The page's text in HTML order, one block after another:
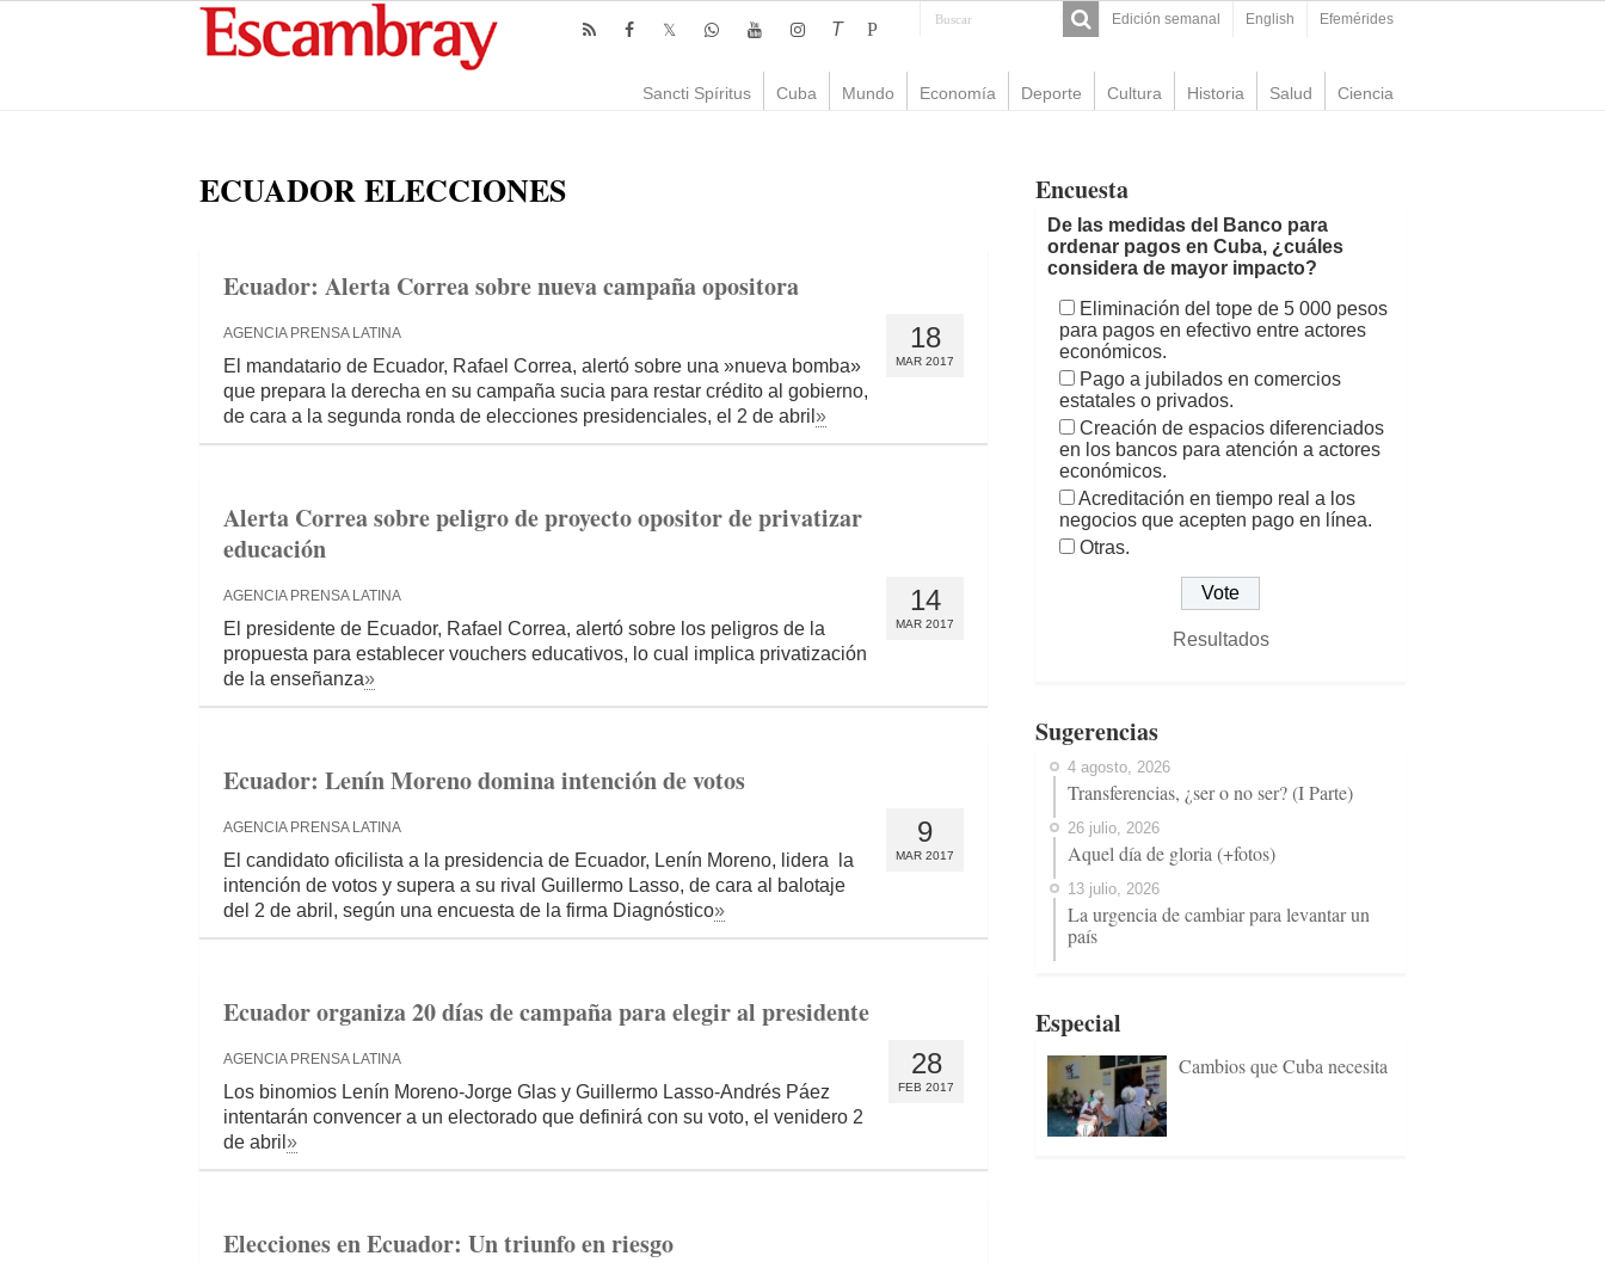
Edición semanal English Efemérides
T P
Sancti Spíritus Cuba Mundo Economía Deporte Cultura Historia Salud Ciencia
ECUADOR ELECCIONES
Ecuador: Alerta Correa sobre nueva campaña opositora
18
MAR 2017
AGENCIA PRENSA LATINA
El mandatario de Ecuador, Rafael Correa, alertó sobre una »nueva bomba»
que prepara la derecha en su campaña sucia para restar crédito al gobierno,
de cara a la segunda ronda de elecciones presidenciales, el 2 de abril »
Alerta Correa sobre peligro de proyecto opositor de privatizar
educación
14
MAR 2017
AGENCIA PRENSA LATINA
El presidente de Ecuador, Rafael Correa, alertó sobre los peligros de la
propuesta para establecer vouchers educativos, lo cual implica privatización
de la enseñanza»
Ecuador: Lenín Moreno domina intención de votos
9
MAR 2017
AGENCIA PRENSA LATINA
El candidato oficilista a la presidencia de Ecuador, Lenín Moreno, lidera la
intención de votos y supera a su rival Guillermo Lasso, de cara al balotaje
del 2 de abril, según una encuesta de la firma Diagnóstico»
Ecuador organiza 20 días de campaña para elegir al presidente
28
FEB 2017
AGENCIA PRENSA LATINA
Los binomios Lenín Moreno-Jorge Glas y Guillermo Lasso-Andrés Páez
intentarán convencer a un electorado que definirá con su voto, el venidero 2
de abril »
Elecciones en Ecuador: Un triunfo en riesgo
Encuesta
De las medidas del Banco para
ordenar pagos en Cuba, ¿cuáles
considera de mayor impacto?
Eliminación del tope de 5 000 pesos
para pagos en efectivo entre actores
económicos.
Pago a jubilados en comercios
estatales o privados.
Creación de espacios diferenciados
en los bancos para atención a actores
económicos.
Acreditación en tiempo real a los
negocios que acepten pago en línea.
Otras.
Resultados
Sugerencias
4 agosto, 2026
Transferencias, ¿ser o no ser? (I Parte)
26 julio, 2026
Aquel día de gloria (+fotos)
13 julio, 2026
La urgencia de cambiar para levantar un
país
Especial
Cambios que Cuba necesita